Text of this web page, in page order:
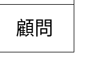
顧問